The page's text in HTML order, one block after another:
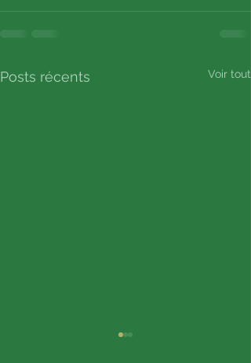
Posts récents Voir tout